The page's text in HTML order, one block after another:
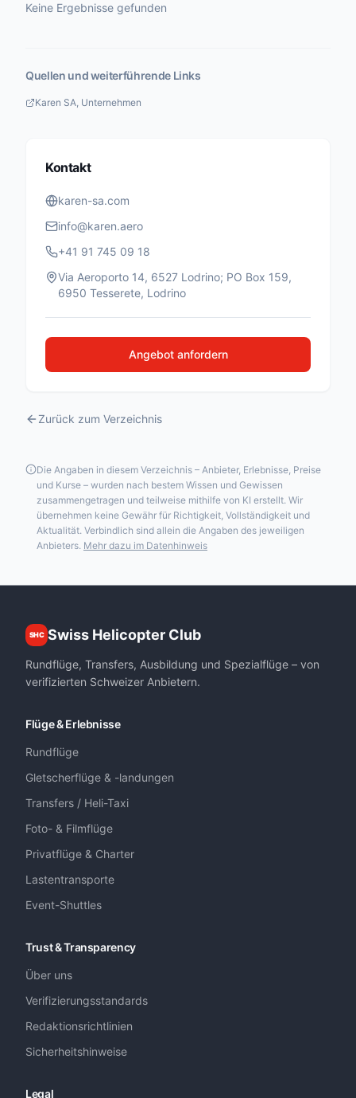
Keine Ergebnisse gefunden
Quellen und weiterführende Links
Karen SA, Unternehmen
Kontakt
karen-sa.com
info@karen.aero
+41 91 745 09 18
Via Aeroporto 14, 6527 Lodrino; PO Box 159,
6950 Tesserete, Lodrino
Angebot anfordern
Zurück zum Verzeichnis
Die Angaben in diesem Verzeichnis – Anbieter, Erlebnisse, Preise
und Kurse – wurden nach bestem Wissen und Gewissen
zusammengetragen und teilweise mithilfe von KI erstellt. Wir
übernehmen keine Gewähr für Richtigkeit, Vollständigkeit und
Aktualität. Verbindlich sind allein die Angaben des jeweiligen
Anbieters. Mehr dazu im Datenhinweis
SHC Swiss Helicopter Club
Rundflüge, Transfers, Ausbildung und Spezialflüge – von
verifizierten Schweizer Anbietern.
Flüge & Erlebnisse
Rundflüge
Gletscherflüge & -landungen
Transfers / Heli-Taxi
Foto- & Filmflüge
Privatflüge & Charter
Lastentransporte
Event-Shuttles
Trust & Transparency
Über uns
Verifizierungsstandards
Redaktionsrichtlinien
Sicherheitshinweise
Legal